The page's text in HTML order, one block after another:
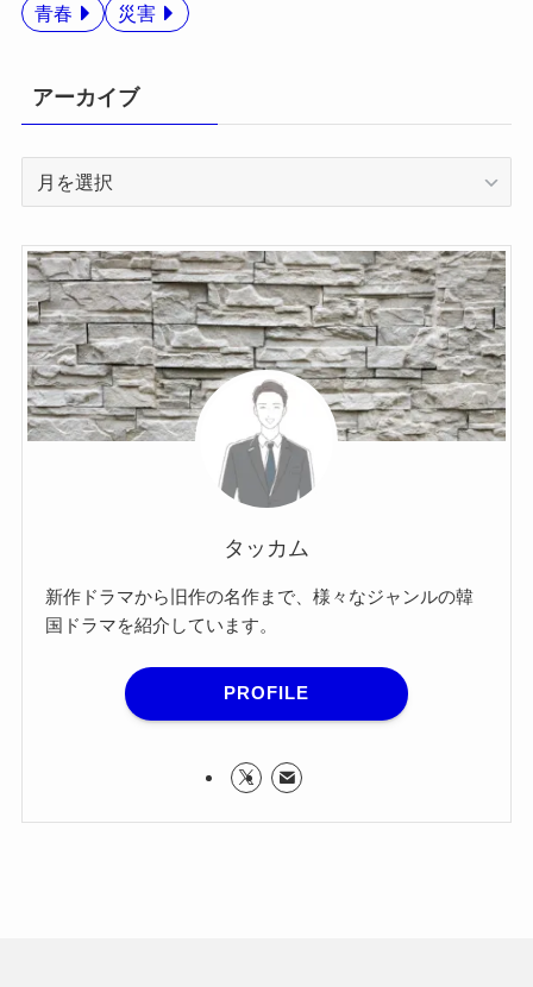
青春
災害
アーカイブ
イ
ブ
タッカム
新作ドラマから旧作の名作まで、様々なジャンルの韓
国ドラマを紹介しています。
PROFILE